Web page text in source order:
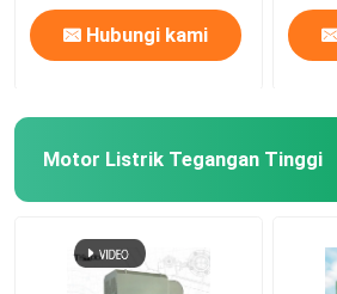
Hubungi kami
Motor Listrik Tegangan Tinggi